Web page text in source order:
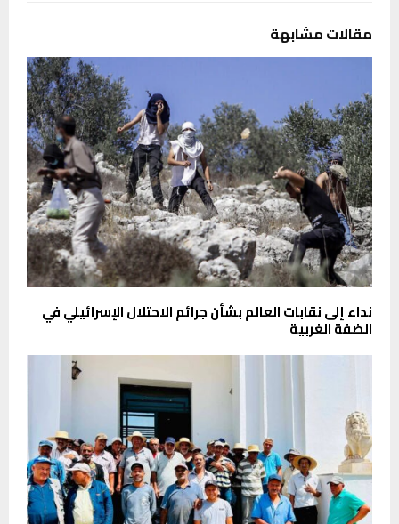
مقالات مشابهة
نداء إلى نقابات العالم بشأن جرائم الاحتلال الإسرائيلي في
الضفة الغربية